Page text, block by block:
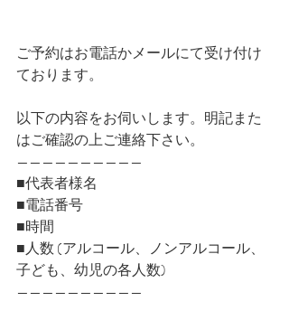
ご予約はお電話かメールにて受け付け
ております。﻿
以下の内容をお伺いします。明記また
はご確認の上ご連絡下さい。
——————————
■代表者様名
■電話番号
■時間
■人数 (アルコール、ノンアルコール、
子ども、幼児の各人数)
——————————